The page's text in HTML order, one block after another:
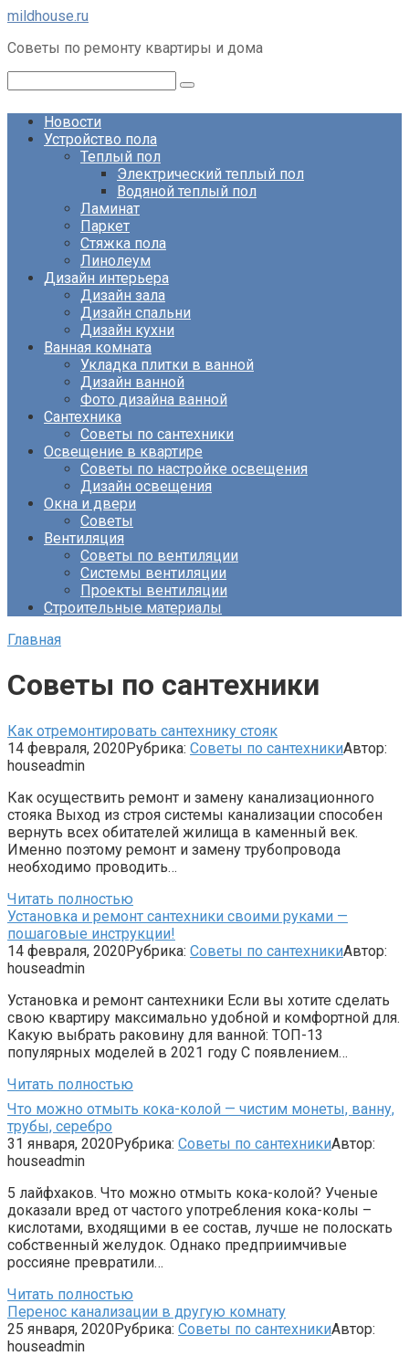
Перейти
контенту
mildhouse.ru
Советы по ремонту квартиры и дома
Новости
Устройство пола
Теплый пол
Электрический теплый пол
Водяной теплый пол
Ламинат
Паркет
Стяжка пола
Линолеум
Дизайн интерьера
Дизайн зала
Дизайн спальни
Дизайн кухни
Ванная комната
Укладка плитки в ванной
Дизайн ванной
Фото дизайна ванной
Сантехника
Советы по сантехники
Освещение в квартире
Советы по настройке освещения
Дизайн освещения
Окна и двери
Советы
Вентиляция
Советы по вентиляции
Системы вентиляции
Проекты вентиляции
Строительные материалы
Главная
Советы по сантехники
Как отремонтировать сантехнику стояк
14 февраля, 2020Рубрика: Советы по сантехникиАвтор:
houseadmin
Как осуществить ремонт и замену канализационного
стояка Выход из строя системы канализации способен
вернуть всех обитателей жилища в каменный век.
Именно поэтому ремонт и замену трубопровода
необходимо проводить…
Читать полностью
Установка и ремонт сантехники своими руками —
пошаговые инструкции!
14 февраля, 2020Рубрика: Советы по сантехникиАвтор:
houseadmin
Установка и ремонт сантехники Если вы хотите сделать
свою квартиру максимально удобной и комфортной для.
Какую выбрать раковину для ванной: ТОП-13
популярных моделей в 2021 году С появлением…
Читать полностью
Что можно отмыть кока-колой — чистим монеты, ванну,
трубы, серебро
31 января, 2020Рубрика: Советы по сантехникиАвтор:
houseadmin
5 лайфхаков. Что можно отмыть кока-колой? Ученые
доказали вред от частого употребления кока-колы –
кислотами, входящими в ее состав, лучше не полоскать
собственный желудок. Однако предприимчивые
россияне превратили…
Читать полностью
Перенос канализации в другую комнату
25 января, 2020Рубрика: Советы по сантехникиАвтор:
houseadmin